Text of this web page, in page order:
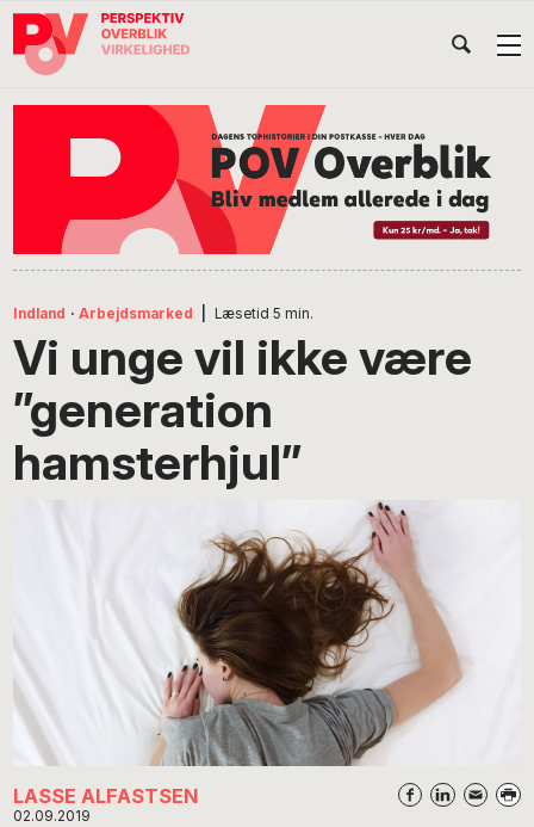
Gå
direkte
Skip
indhold
Gå
direkte
Indland · Arbejdsmarked Læsetid 5 min.
Vi unge vil ikke være
”generation
hamsterhjul”
LASSE ALFASTSEN
02.09.2019